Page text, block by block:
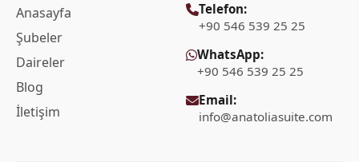
Anasayfa
Şubeler
Daireler
Blog
İletişim
Telefon:
+90 546 539 25 25
WhatsApp:
+90 546 539 25 25
Email:
info@anatoliasuite.com